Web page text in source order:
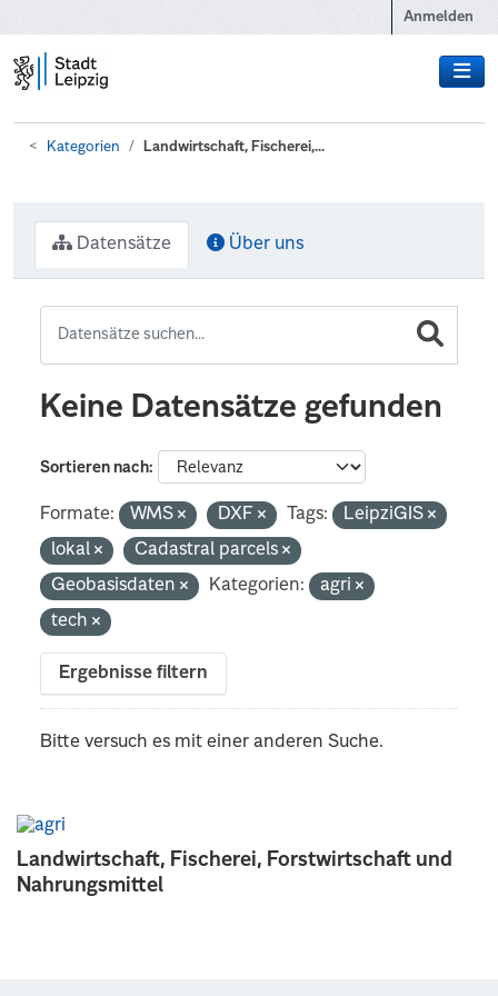
Anmelden
Kategorien Landwirtschaft, Fischerei,...
Landwirtschaft, Fischerei, Forstwirtschaft und
Nahrungsmittel
Datensätze Über uns
Keine Datensätze gefunden
Sortieren nach
Formate: WMS DXF Tags:
LeipziGIS
lokal
Cadastral parcels
Geobasisdaten
Kategorien:
agri
tech
Ergebnisse filtern
Bitte versuch es mit einer anderen Suche.